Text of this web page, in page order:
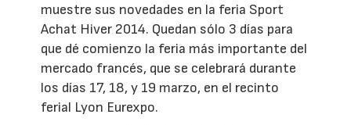
muestre sus novedades en la feria Sport
Achat Hiver 2014. Quedan sólo 3 días para
que dé comienzo la feria más importante del
mercado francés, que se celebrará durante
los días 17, 18, y 19 marzo, en el recinto
ferial Lyon Eurexpo.